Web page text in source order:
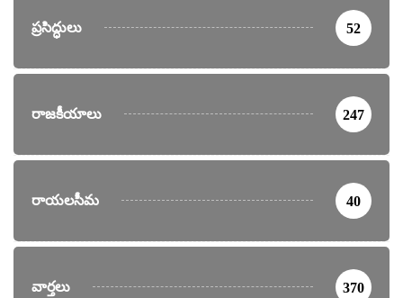
ప్రసిద్ధులు 52
రాజకీయాలు 247
రాయలసీమ 40
వార్తలు 370